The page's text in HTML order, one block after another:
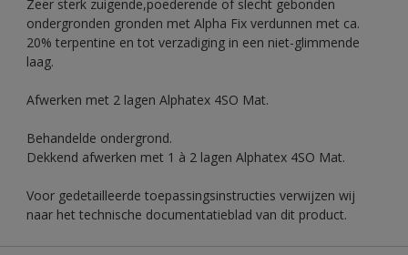
Zeer sterk zuigende,poederende of slecht gebonden
ondergronden gronden met Alpha Fix verdunnen met ca.
20% terpentine en tot verzadiging in een niet-glimmende
laag.
Afwerken met 2 lagen Alphatex 4SO Mat.
Behandelde ondergrond.
Dekkend afwerken met 1 à 2 lagen Alphatex 4SO Mat.
Voor gedetailleerde toepassingsinstructies verwijzen wij
naar het technische documentatieblad van dit product.